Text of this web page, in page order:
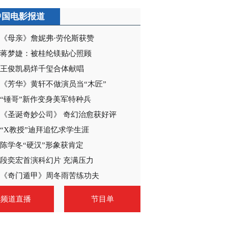
电影报道
《母亲》詹妮弗·劳伦斯获赞
蒋梦婕：被桂纶镁贴心照顾
王俊凯易烊千玺合体献唱
《芳华》黄轩不做演员当“木匠”
“锤哥”新作变身美军特种兵
《圣诞奇妙公司》 奇幻治愈获好评
“X教授”迪拜追忆求学生涯
陈学冬“硬汉”形象获肯定
段奕宏首演科幻片 充满压力
《奇门遁甲》周冬雨苦练功夫
频道直播 节目单